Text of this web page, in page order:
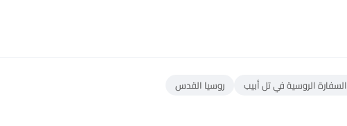
السفارة الروسية في تل أبيب روسيا القدس